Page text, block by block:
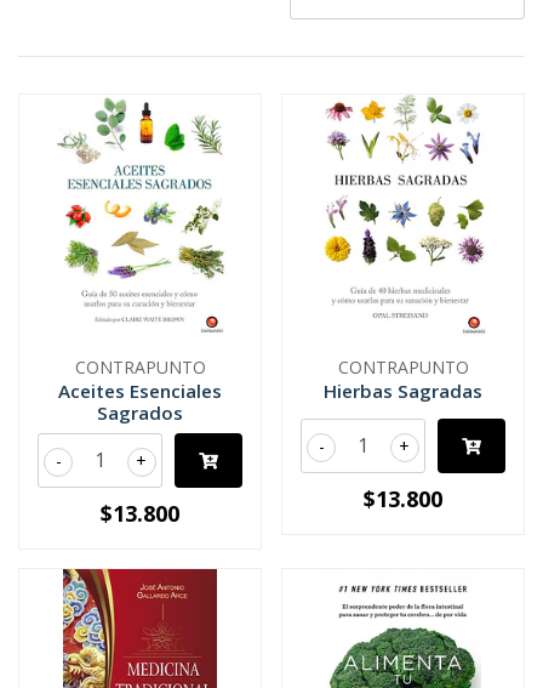
CONTRAPUNTO
Aceites Esenciales
Sagrados
+
-
$13.800
CONTRAPUNTO
Hierbas Sagradas
+
-
$13.800